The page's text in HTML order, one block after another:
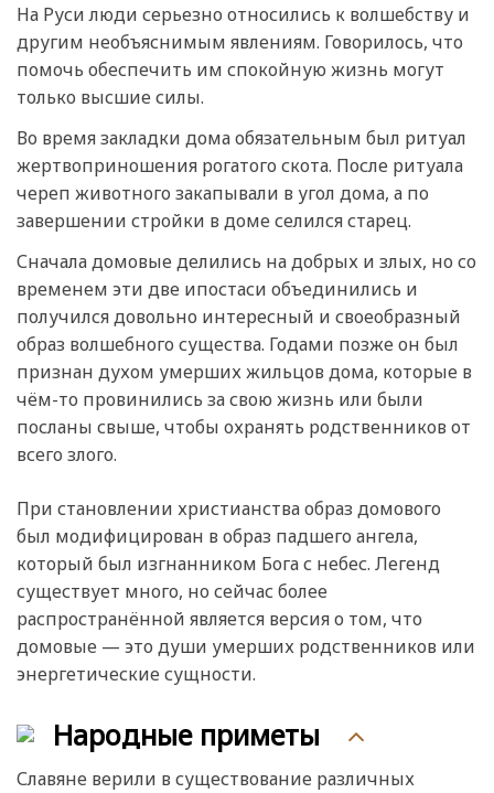
На Руси люди серьезно относились к волшебству и
другим необъяснимым явлениям. Говорилось, что
помочь обеспечить им спокойную жизнь могут
только высшие силы.
Во время закладки дома обязательным был ритуал
жертвоприношения рогатого скота. После ритуала
череп животного закапывали в угол дома, а по
завершении стройки в доме селился старец.
Сначала домовые делились на добрых и злых, но со
временем эти две ипостаси объединились и
получился довольно интересный и своеобразный
образ волшебного существа. Годами позже он был
признан духом умерших жильцов дома, которые в
чём-то провинились за свою жизнь или были
посланы свыше, чтобы охранять родственников от
всего злого.
При становлении христианства образ домового
был модифицирован в образ падшего ангела,
который был изгнанником Бога с небес. Легенд
существует много, но сейчас более
распространённой является версия о том, что
домовые — это души умерших родственников или
энергетические сущности.
Народные приметы
Славяне верили в существование различных